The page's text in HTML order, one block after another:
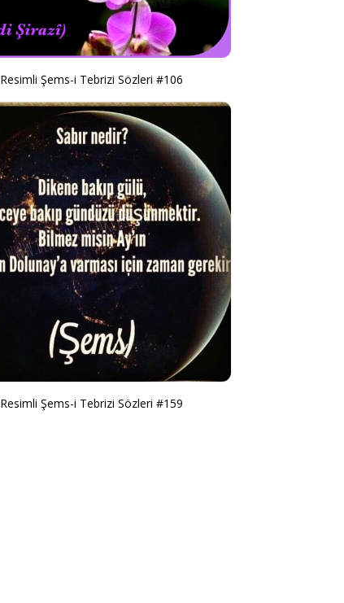
Resimli Şems-i Tebrizi Sözleri #106
Resimli Şems-i Tebrizi Sözleri #159